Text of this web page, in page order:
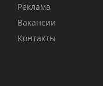
Реклама
Вакансии
Контакты